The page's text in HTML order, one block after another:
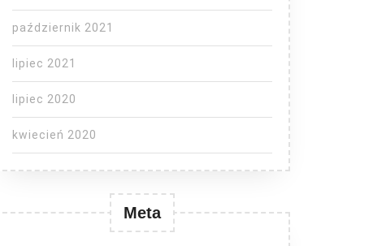
październik 2021
lipiec 2021
lipiec 2020
kwiecień 2020
Meta